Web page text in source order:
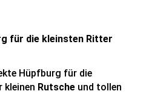
für die kleinsten Ritter
Hüpfburg für die
kleinen Rutsche und tollen